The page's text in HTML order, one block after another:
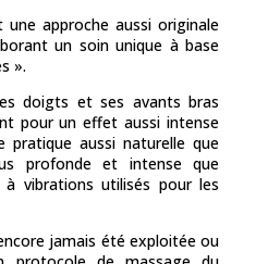
approche aussi originale
un soin unique à base
».
doigts et ses avants bras
pour un effet aussi intense
pratique aussi naturelle que
profonde et intense que
à vibrations utilisés pour les
jamais été exploitée ou